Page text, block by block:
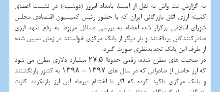
به گزارش نت واش به نقل از ایسنا، بامداد امروز (دوشنبه) در نشست اعضای
کمیته ارزی اتاق بازرگانی ایران که با حضور رئیس کمیسیون اقتصادی مجلس
شورای اسلامی برگزار شد، اعضاء به بررسی مسائل مربوط به رفع تعهد ارزی
صادرکنندگان پرداختند و بار دیگر از بانک مرکزی خواستند در زمان تعیین شده
از طرف این بانک تجدیدنظری صورت گیرد.
در صحبت های مطرح شده، رقمی حدودا ۲۷.۵ میلیارد دلاری مطرح می شود
که ارز حاصل از صادراتی که در سال های ۱۳۹۷ – ۱۳۹۸ به کشور بازنگشتند
و بانک مرکزی تاکید کرده که اگر تا اختتام تیرماه این ارز بازنگردد کارت